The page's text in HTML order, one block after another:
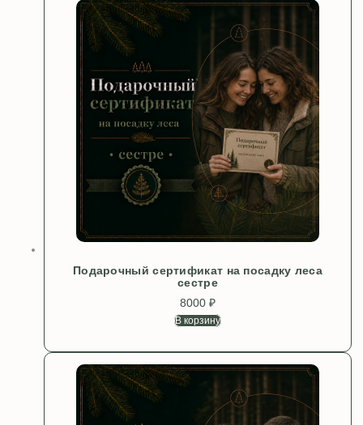
Подарочный сертификат на посадку леса
сестре
8000 ₽
В корзину